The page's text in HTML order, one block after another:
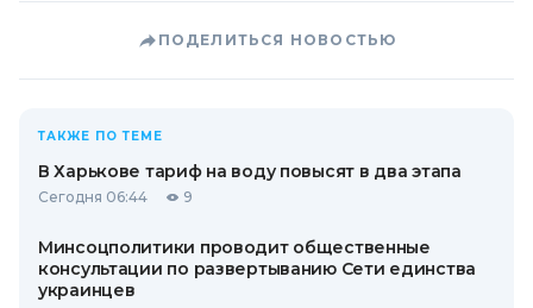
ПОДЕЛИТЬСЯ НОВОСТЬЮ
ТАКЖЕ ПО ТЕМЕ
В Харькове тариф на воду повысят в два этапа
Сегодня 06:44 9
Минсоцполитики проводит общественные
консультации по развертыванию Сети единства
украинцев